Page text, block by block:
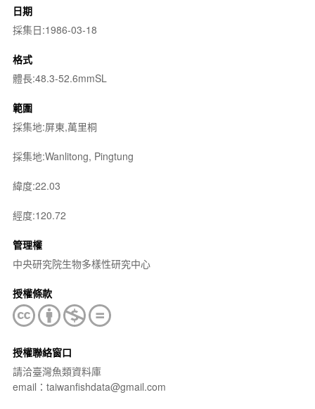
日期
採集日:1986-03-18
格式
體長:48.3-52.6mmSL
範圍
採集地:屏東,萬里桐
採集地:Wanlitong, Pingtung
緯度:22.03
經度:120.72
管理權
中央研究院生物多樣性研究中心
授權條款
授權聯絡窗口
請洽臺灣魚類資料庫
email：taiwanfishdata@gmail.com